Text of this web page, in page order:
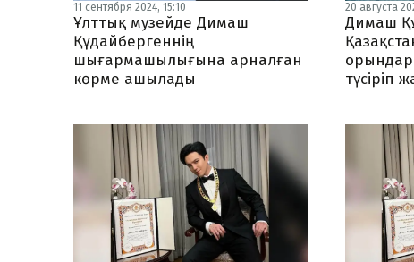
11 сентября 2024, 15:10
Ұлттық музейде Димаш
Құдайбергеннің
шығармашылығына арналған
көрме ашылады
20 августа
Димаш
түсіріп